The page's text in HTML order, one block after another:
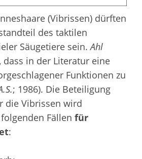
(Vibrissen) dürften
des taktilen
Säugetiere sein.Ahl
in der Literatur eine
Funktionen zu
; 1986). Die Beteiligung
die Vibrissen wird
Fällen für
: